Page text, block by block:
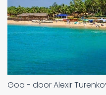
Goa - door Alexir